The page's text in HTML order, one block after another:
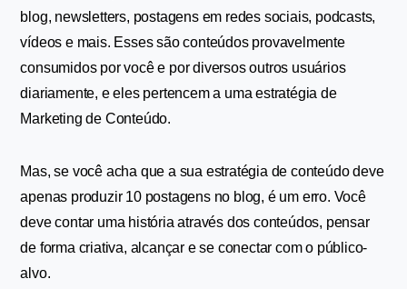
blog, newsletters, postagens em redes sociais, podcasts,
vídeos e mais. Esses são conteúdos provavelmente
consumidos por você e por diversos outros usuários
diariamente, e eles pertencem a uma estratégia de
Marketing de Conteúdo.
Mas, se você acha que a sua estratégia de conteúdo deve
apenas produzir 10 postagens no blog, é um erro. Você
deve contar uma história através dos conteúdos, pensar
de forma criativa, alcançar e se conectar com o público-
alvo.